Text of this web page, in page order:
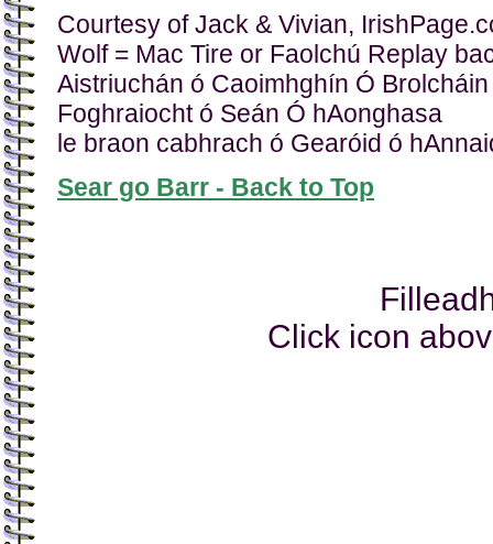
Courtesy of Jack & Vivian,
Wolf = Mac Tire or Faolchú Replay
Aistriuchán ó Caoimhghín Ó
Foghraiocht ó Seán Ó hAonghasa
le braon cabhrach ó Gearóid ó
Sear go Barr - Back to Top
Click icon